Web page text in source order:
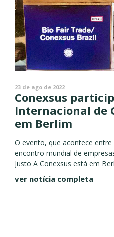
23 de ago de 2022
Conexsus
Internacional de
em Berlim
O evento, que acontece
encontro mundial de
Justo A Conexsus está em
Cúpula Internacional de...
ver notícia completa